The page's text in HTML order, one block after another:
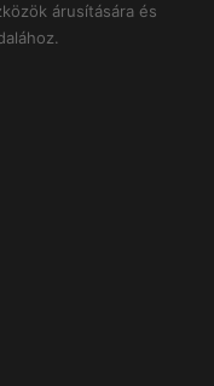
árusítására és